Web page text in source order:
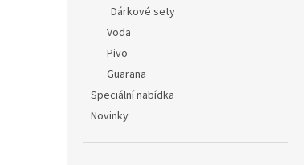
Dárkové sety
Voda
Pivo
Guarana
Speciální nabídka
Novinky